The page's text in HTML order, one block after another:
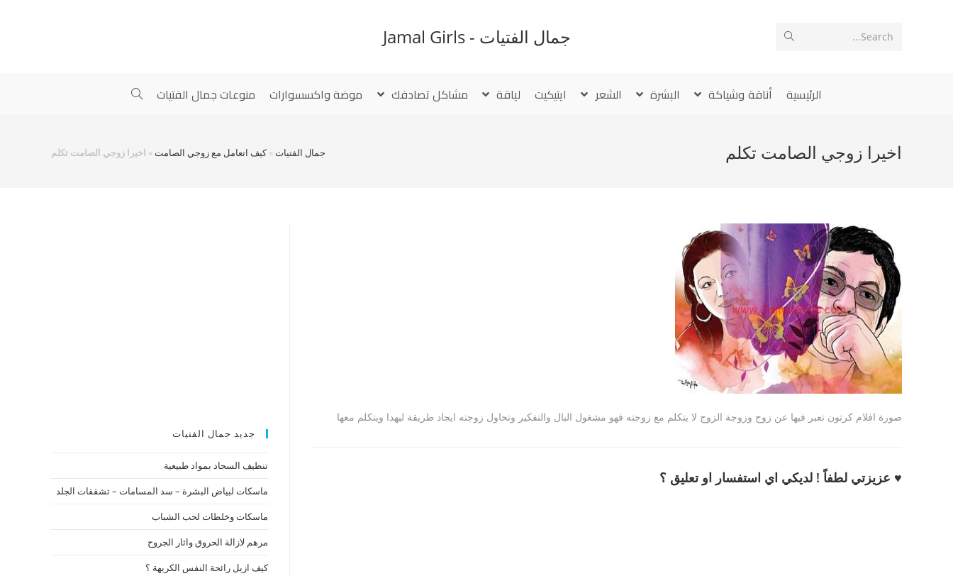
Search... جمال الفتيات - Jamal Girls
الرئيسية أناقة وشياكة البشرة الشعر ايتيكيت لياقة مشاكل تصادفك موضة واكسسوارات منوعات جمال الفتيات
اخيرا زوجي الصامت تكلم جمال الفتيات»كيف اتعامل مع زوجي الصامت» اخيرا زوجي الصامت تكلم
صورة افلام كرتون تعبر فيها عن زوج وزوجة الزوج لا يتكلم مع زوجته فهو مشغول البال والتفكير وتحاول زوجته ايجاد طريقة ليهدا ويتكلم معها
♥ عزيزتي لطفاً ! لديكي اي استفسار او تعليق ؟
جديد جمال الفتيات
تنظيف السجاد بمواد طبيعية
ماسكات لبياض البشرة – سد المسامات – تشققات الجلد
ماسكات وخلطات لحب الشباب
مرهم لازالة الحروق واثار الجروح
كيف ازيل رائحة النفس الكريهة ؟